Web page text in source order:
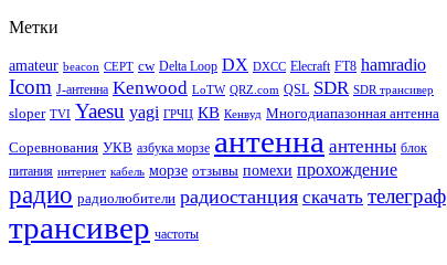
Метки
amateur beacon CEPT cw Delta Loop DX DXCC Elecraft FT8 hamradio
Icom J-антенна Kenwood LoTW QRZ.com QSL SDR SDR трансивер
sloper TVI Yaesu yagi ГРЧЦ КВ Кенвуд Многодиапазонная антенна
Соревнования УКВ азбука морзе антенна антенны блок
питания интернет кабель морзе отзывы помехи прохождение
радио радиолюбители радиостанция скачать телеграф
трансивер частоты